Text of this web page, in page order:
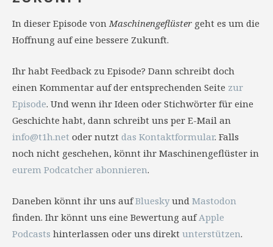
In dieser Episode vonMaschinengeflüster geht es um die
Hoffnung auf eine bessere Zukunft.
Ihr habt Feedback zu Episode? Dann schreibt doch
einen Kommentar auf der entsprechenden Seite zur
Episode. Und wenn ihr Ideen oder Stichwörter für eine
Geschichte habt, dann schreibt uns per E-Mail an
info@t1h.net oder nutzt das Kontaktformular. Falls
noch nicht geschehen, könnt ihr Maschinengeflüster in
eurem Podcatcher abonnieren.
Daneben könnt ihr uns aufBlueskyund Mastodon
finden. Ihr könnt uns eine Bewertung aufApple
Podcasts hinterlassen oder uns direkt unterstützen.